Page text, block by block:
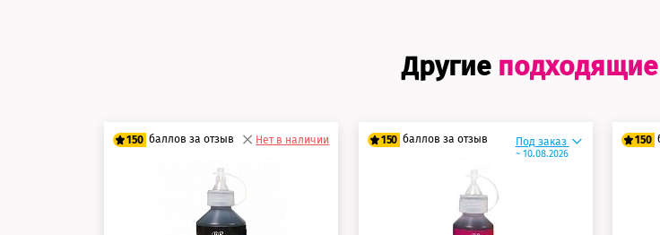
Другие
150 баллов за отзыв Нет в наличии 150 баллов за отзыв Под заказ
~ 10.08.2026
150